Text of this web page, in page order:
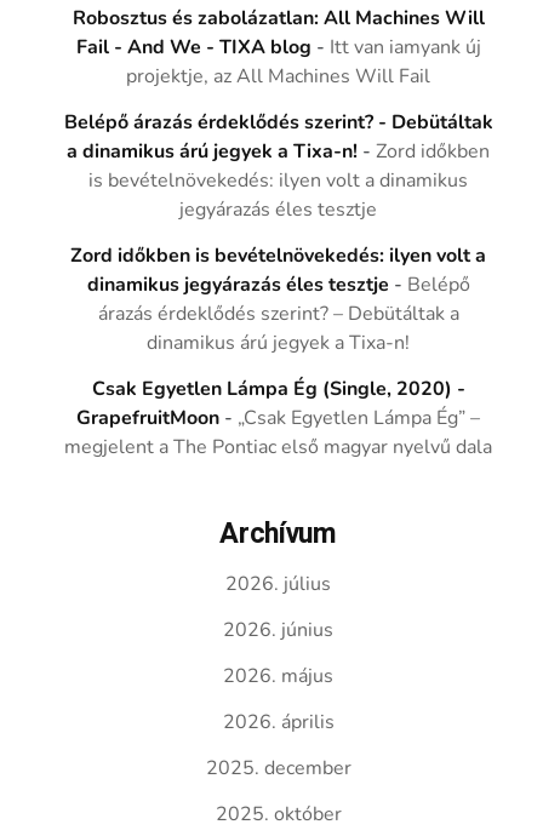
Robosztus és zabolázatlan: All Machines Will
Fail - And We - TIXA blog - Itt van iamyank új
projektje, az All Machines Will Fail
Belépő árazás érdeklődés szerint? - Debütáltak
a dinamikus árú jegyek a Tixa-n! -Zord időkben
is bevételnövekedés: ilyen volt a dinamikus
jegyárazás éles tesztje
Zord időkben is bevételnövekedés: ilyen volt a
dinamikus jegyárazás éles tesztje - Belépő
árazás érdeklődés szerint? – Debütáltak a
dinamikus árú jegyek a Tixa-n!
Csak Egyetlen Lámpa Ég (Single, 2020) -
GrapefruitMoon - „Csak Egyetlen Lámpa Ég” –
megjelent a The Pontiac első magyar nyelvű dala
Archívum
2026. július
2026. június
2026. május
2026. április
2025. december
2025. október